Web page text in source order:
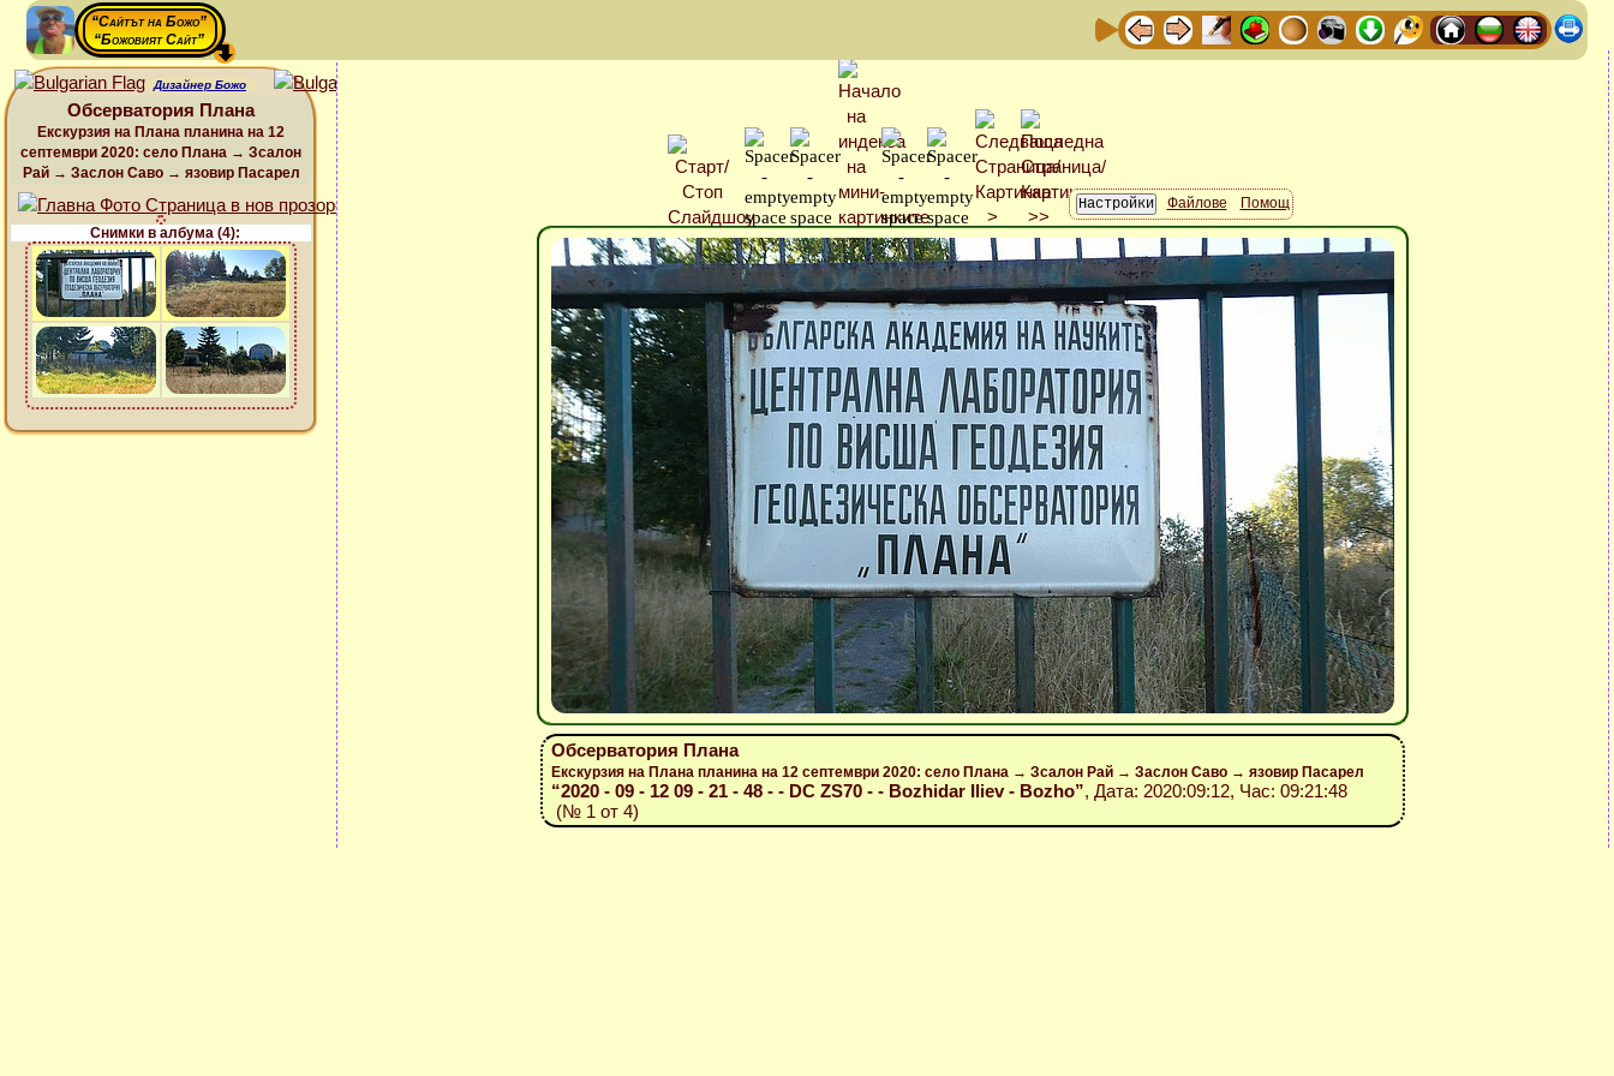
“Сайтът на Божо”
“Божовият Сайт”
Дизайнер Божо
Обсерватория Плана
Екскурзия на Плана планина на 12
септември 2020: село Плана → Зсалон
Рай → Заслон Саво → язовир Пасарел
Снимки в албума (4):
Файлове Помощ
Обсерватория Плана
Екскурзия на Плана планина на 12 септември 2020: село Плана → Зсалон Рай → Заслон Саво → язовир Пасарел
“2020 - 09 - 12 09 - 21 - 48 - - DC ZS70 - - Bozhidar Iliev - Bozho”, Дата: 2020:09:12, Час: 09:21:48
(№ 1 от 4)